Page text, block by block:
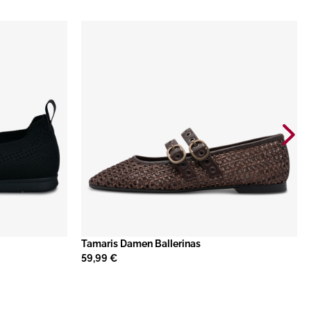
Tamaris Damen Ballerinas
59,99 €